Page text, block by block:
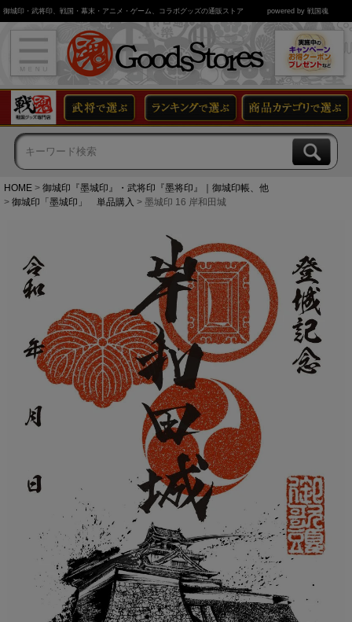
御城印・武将印、戦国・幕末・アニメ・ゲーム、コラボグッズの通販ストア powered by 戦国魂
HOME
御城印『墨城印』・武将印『墨将印』｜御城印帳、他
御城印「墨城印」 単品購入
墨城印 16 岸和田城